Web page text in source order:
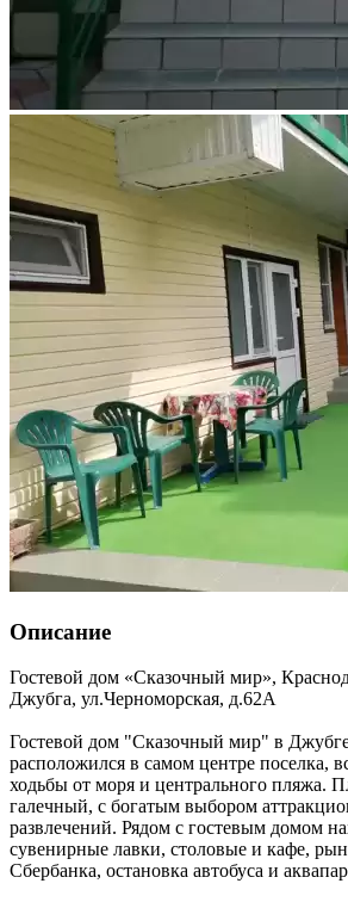
Описание
Гостевой дом «Сказочный мир»,
Джубга, ул.Черноморская, д.62А
Гостевой дом "Сказочный мир" в
расположился в самом центре поселка,
ходьбы от моря и центрального пляжа.
галечный, с богатым выбором
развлечений. Рядом с гостевым домом
сувенирные лавки, столовые и кафе,
Сбербанка, остановка автобуса и